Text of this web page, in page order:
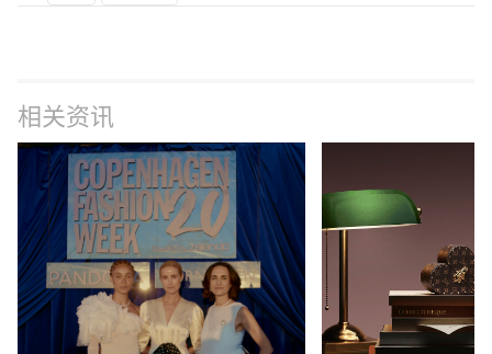
相关资讯